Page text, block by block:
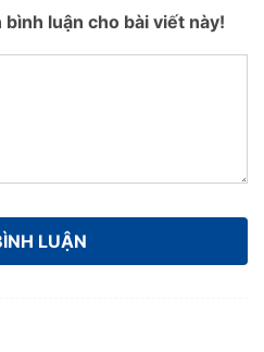
luận cho bài viết này!